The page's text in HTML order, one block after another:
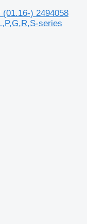
) 2494058
series